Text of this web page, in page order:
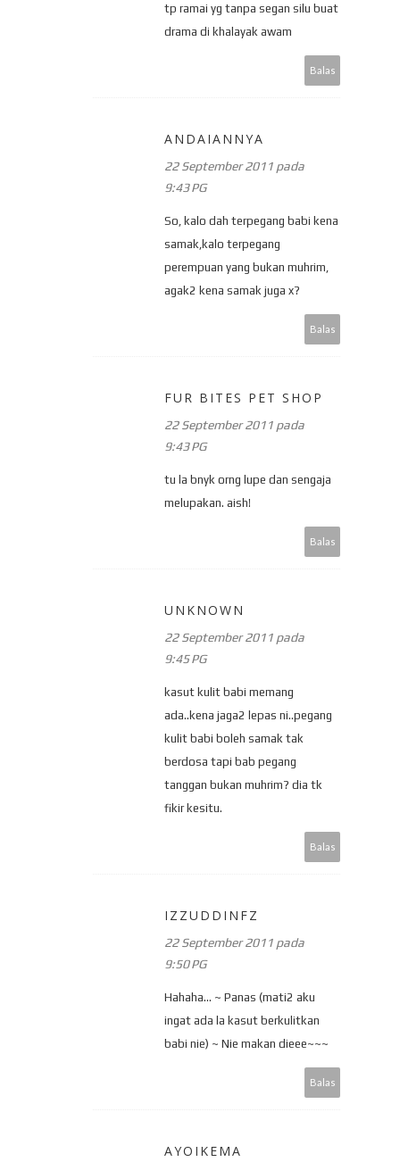
tp ramai yg tanpa segan silu buat
drama di khalayak awam
Balas
ANDAIANNYA
22 September 2011 pada
9:43 PG
So, kalo dah terpegang babi kena
samak,kalo terpegang
perempuan yang bukan muhrim,
agak2 kena samak juga x?
Balas
FUR BITES PET SHOP
22 September 2011 pada
9:43 PG
tu la bnyk orng lupe dan sengaja
melupakan. aish!
Balas
UNKNOWN
22 September 2011 pada
9:45 PG
kasut kulit babi memang
ada..kena jaga2 lepas ni..pegang
kulit babi boleh samak tak
berdosa tapi bab pegang
tanggan bukan muhrim? dia tk
fikir kesitu.
Balas
IZZUDDINFZ
22 September 2011 pada
9:50 PG
Hahaha... ~ Panas (mati2 aku
ingat ada la kasut berkulitkan
babi nie) ~ Nie makan dieee~~~
Balas
AYOIKEMA